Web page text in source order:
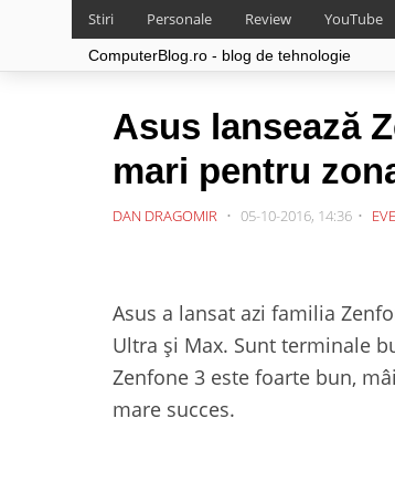
Stiri Personale Review YouTube
ComputerBlog.ro - blog de tehnologie
Asus lansează
mari pentru
DAN DRAGOMIR 05-10-2016, 14:36
Asus a lansat azi familia
Ultra și Max. Sunt terminale
Zenfone 3 este foarte bun,
mare succes.